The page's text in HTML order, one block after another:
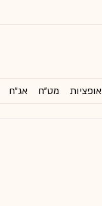
אופציות מט"ח אג"ח